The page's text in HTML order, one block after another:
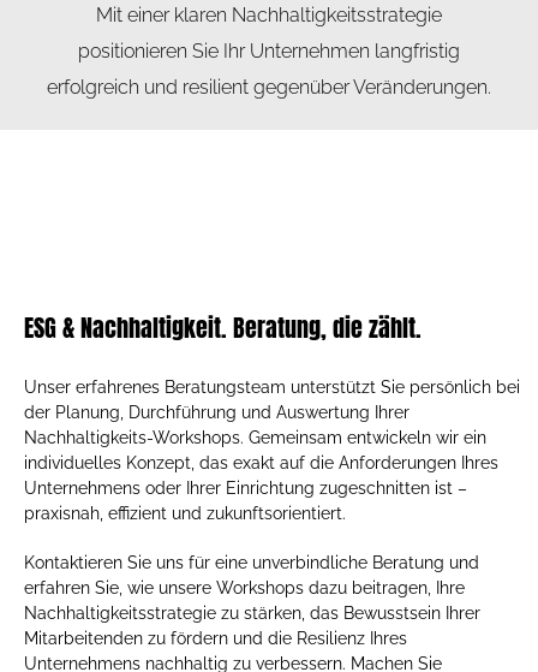
Mit einer klaren Nachhaltigkeitsstrategie
positionieren Sie Ihr Unternehmen langfristig
erfolgreich und resilient gegenüber Veränderungen.
ESG & Nachhaltigkeit. Beratung, die zählt.
Unser erfahrenes Beratungsteam unterstützt Sie persönlich bei
der Planung, Durchführung und Auswertung Ihrer
Nachhaltigkeits-Workshops. Gemeinsam entwickeln wir ein
individuelles Konzept, das exakt auf die Anforderungen Ihres
Unternehmens oder Ihrer Einrichtung zugeschnitten ist –
praxisnah, effizient und zukunftsorientiert.
Kontaktieren Sie uns für eine unverbindliche Beratung und
erfahren Sie, wie unsere Workshops dazu beitragen, Ihre
Nachhaltigkeitsstrategie zu stärken, das Bewusstsein Ihrer
Mitarbeitenden zu fördern und die Resilienz Ihres
Unternehmens nachhaltig zu verbessern. Machen Sie